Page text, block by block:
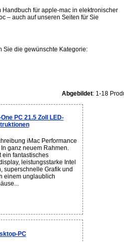
für apple-mac in elektronischer
– auch auf unseren Seiten für Sie
Sie die gewünschte Kategorie:
Abgebildet: 1-18
PC 21.5 Zoll LED-
iMac Performance
ganz neuem Rahmen.
ein fantastisches
leistungsstarke Intel
superschnelle Grafik und
einem unglaublich
PC